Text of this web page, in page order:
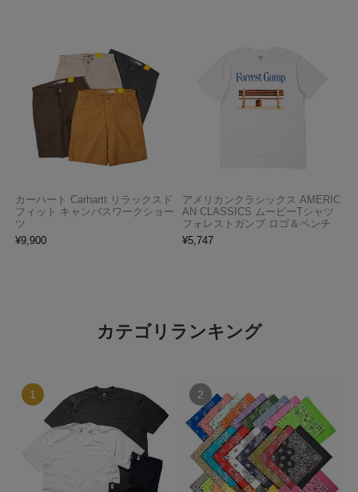
カーハート Carhartt リラックスド
フィット キャンバスワークショー
ツ
¥9,900
アメリカンクラシックス AMERIC
AN CLASSICS ムービーTシャツ
フォレストガンプ ロゴ＆ベンチ
¥5,747
カテゴリランキング